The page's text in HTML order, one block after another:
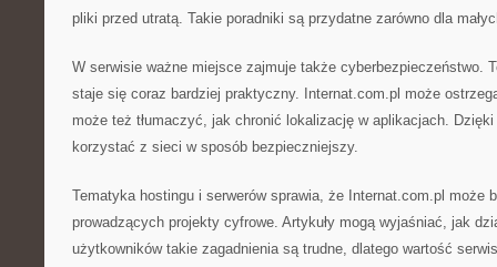
pliki przed utratą. Takie poradniki są przydatne zarówno dla
W serwisie ważne miejsce zajmuje także cyberbezpieczeństwo.
staje się coraz bardziej praktyczny. Internat.com.pl może
może też tłumaczyć, jak chronić lokalizację w aplikacjach.
korzystać z sieci w sposób bezpieczniejszy.
Tematyka hostingu i serwerów sprawia, że Internat.com.pl może
prowadzących projekty cyfrowe. Artykuły mogą wyjaśniać, jak
użytkowników takie zagadnienia są trudne, dlatego wartość